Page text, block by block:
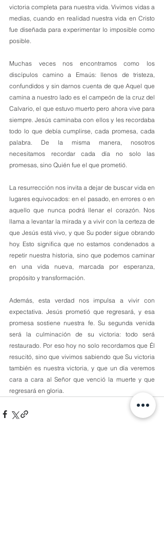
victoria completa para nuestra vida. Vivimos vidas a
medias, cuando en realidad nuestra vida en Cristo
fue diseñada para experimentar lo imposible como
posible.
Muchas veces nos encontramos como los
discípulos camino a Emaús: llenos de tristeza,
confundidos y sin darnos cuenta de que Aquel que
camina a nuestro lado es el campeón de la cruz del
Calvario, el que estuvo muerto pero ahora vive para
siempre. Jesús caminaba con ellos y les recordaba
todo lo que debía cumplirse, cada promesa, cada
palabra. De la misma manera, nosotros
necesitamos recordar cada día no solo las
promesas, sino Quién fue el que prometió.
La resurrección nos invita a dejar de buscar vida en
lugares equivocados: en el pasado, en errores o en
aquello que nunca podrá llenar el corazón. Nos
llama a levantar la mirada y a vivir con la certeza de
que Jesús está vivo, y que Su poder sigue obrando
hoy. Esto significa que no estamos condenados a
repetir nuestra historia, sino que podemos caminar
en una vida nueva, marcada por esperanza,
propósito y transformación.
Además, esta verdad nos impulsa a vivir con
expectativa. Jesús prometió que regresará, y esa
promesa sostiene nuestra fe. Su segunda venida
será la culminación de su victoria: todo será
restaurado. Por eso hoy no solo recordamos que Él
resucitó, sino que vivimos sabiendo que Su victoria
también es nuestra victoria, y que un día veremos
cara a cara al Señor que venció la muerte y que
regresará en gloria.